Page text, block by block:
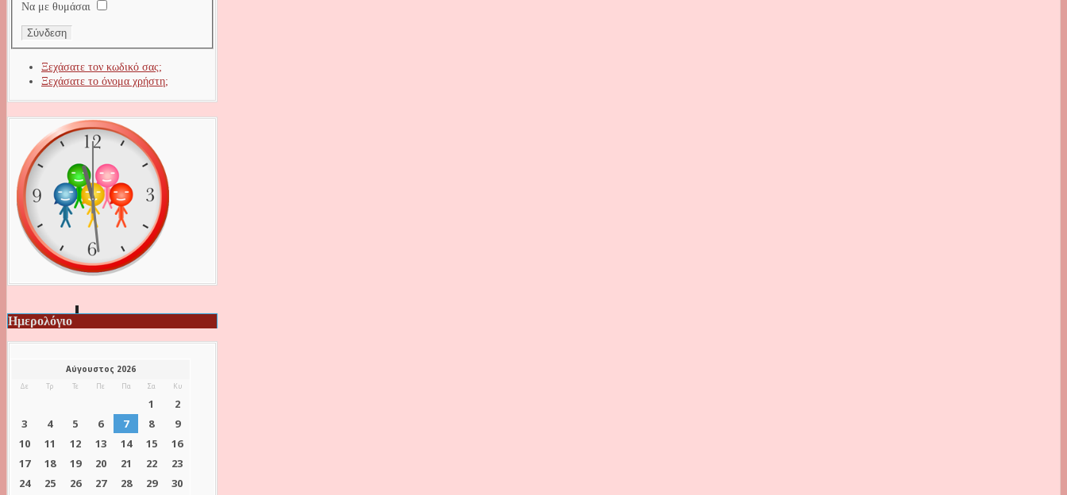
Να με θυμάσαι
Ξεχάσατε τον κωδικό σας;
Ξεχάσατε το όνομα χρήστη;
Ημερολόγιο